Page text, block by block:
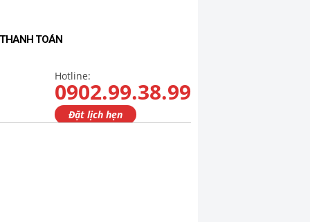
TOÁN
Hotline:
0902.99.38.99
Đặt lịch hẹn